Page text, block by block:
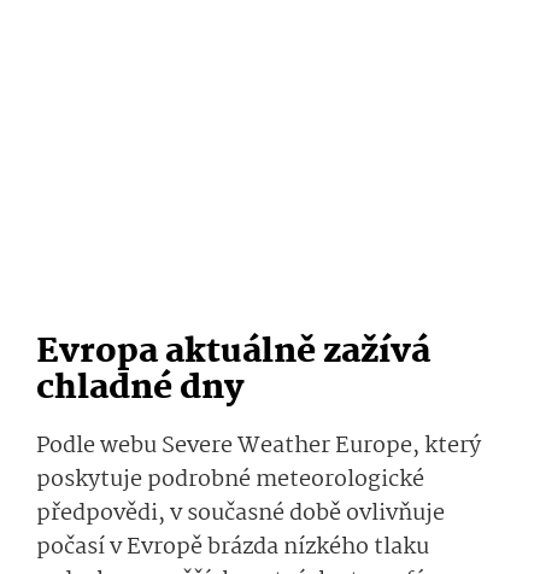
Evropa aktuálně zažívá
chladné dny
Podle webu Severe Weather Europe, který
poskytuje podrobné meteorologické
předpovědi, v současné době ovlivňuje
počasí v Evropě brázda nízkého tlaku